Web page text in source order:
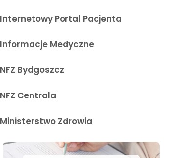
Internetowy Portal Pacjenta
Informacje Medyczne
NFZ Bydgoszcz
NFZ Centrala
Ministerstwo Zdrowia